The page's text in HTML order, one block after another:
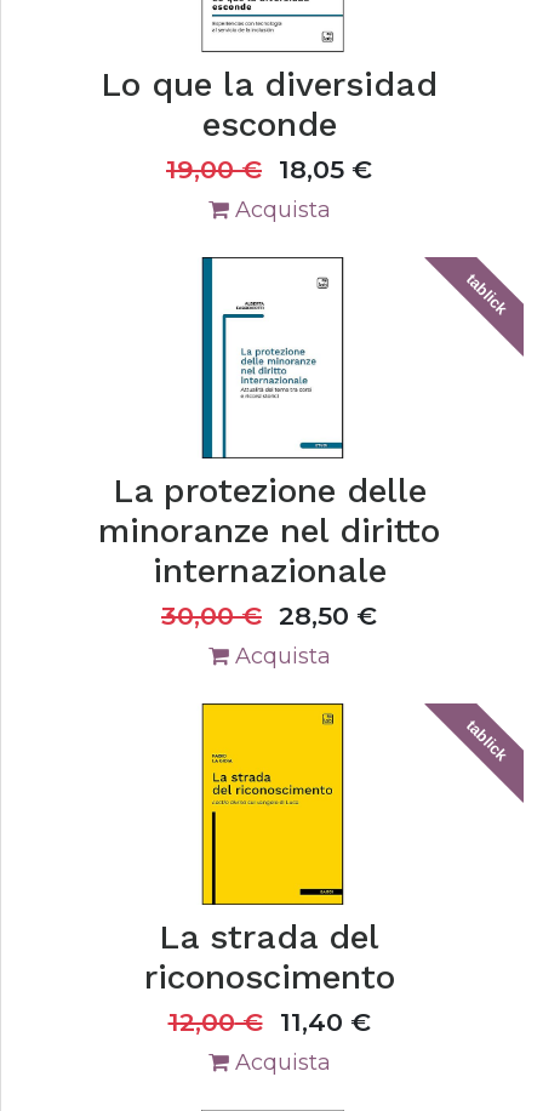
Lo que la diversidad
esconde
19,00€ 18,05 €
Acquista
tablick
La protezione delle
minoranze nel diritto
internazionale
30,00€ 28,50 €
Acquista
tablick
La strada del
riconoscimento
12,00€ 11,40 €
Acquista